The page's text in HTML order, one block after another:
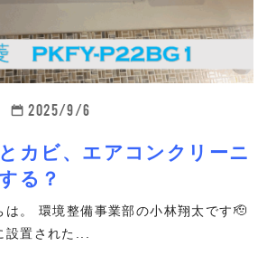
2025/9/6
カビ、エアコンクリーニ
る？
は。 環境整備事業部の小林翔太です🫡
設置された...